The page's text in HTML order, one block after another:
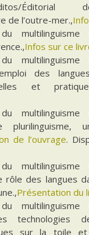
Éditos/
de l’outre-mer.,
Infos sur ce
des
et
plurilinguisme,
de l’ouvrage.
rôle des langues
Présentation du
sur la toile